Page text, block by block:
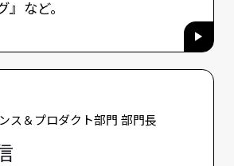
』など。
ス＆プロダクト部門 部門長